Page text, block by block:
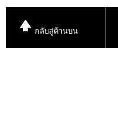
กลับสู่ด้านบน